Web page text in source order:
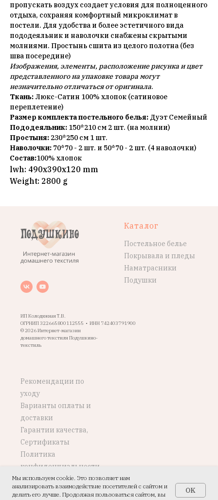
пропускать воздух создает условия для полноценного
отдыха, сохраняя комфортный микроклимат в
постели. Для удобства и более эстетичного вида
пододеяльник и наволочки снабжены скрытыми
молниями. Простынь сшита из целого полотна (без
шва посередине)
Изображения, элементы, расположение рисунка и цвет
представленного на упаковке товара могут
незначительно отличаться от оригинала.
Ткань: Люкс-Сатин 100% хлопок (сатиновое
переплетение)
Размер комплекта постельного белья: Дуэт Семейный
Пододеяльник: 150*210 см 2 шт. (на молнии)
Простыня: 230*250 см 1 шт.
Наволочки: 70*70 - 2 шт. и 50*70 - 2 шт. (4 наволочки)
Состав:100% хлопок
lwh: 490x390x120 mm
Weight: 2800 g
ИП Колодяжная Т.В.
ОГРНИП 322665800112555 • ИНН 742403791900
© 2026 Интернет-магазин
домашнего текстиля Подушкино-
текстиль
Каталог
Постельное белье
Покрывала и пледы
Наматрасники
Подушки
Рекомендации по
уходу
Варианты оплаты и
доставки
Гарантии качества,
Сертификаты
Политика
конфиденциальности
Возврат, обмен
Мы используем cookie. Это позволяет нам
анализировать взаимодействие посетителей с сайтом и
делать его лучше. Продолжая пользоваться сайтом, вы
OK